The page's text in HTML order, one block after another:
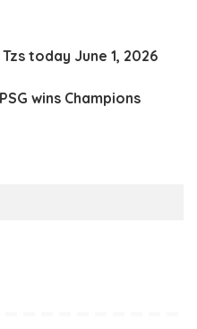
today June 1, 2026
wins Champions